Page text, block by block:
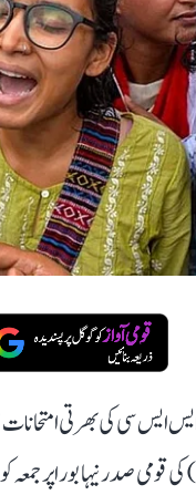
ایس سی کی بھرتی
قومی صدر نیہا بورا پر